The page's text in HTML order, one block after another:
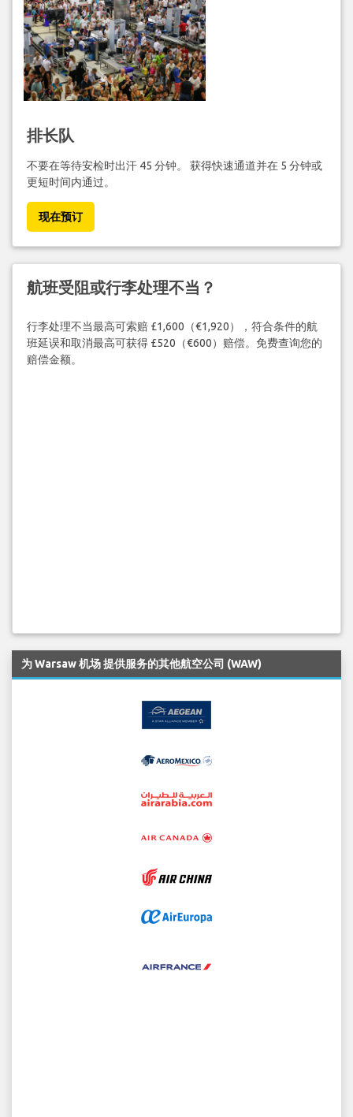
排长队
不要在等待安检时出汗 45 分钟。 获得快速通道并在 5 分钟或
更短时间内通过。
现在预订
航班受阻或行李处理不当？
行李处理不当最高可索赔 £1,600（€1,920），符合条件的航
班延误和取消最高可获得 £520（€600）赔偿。免费查询您的
赔偿金额。
为 Warsaw 机场 提供服务的其他航空公司 (WAW)